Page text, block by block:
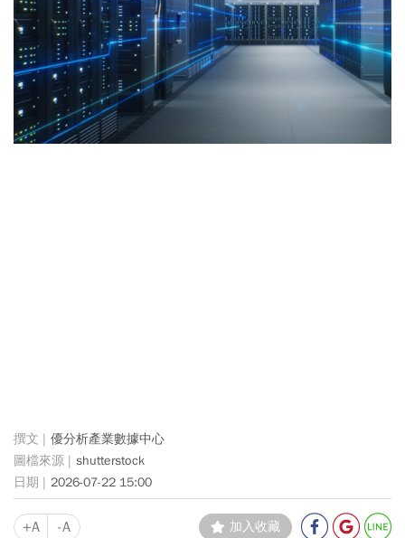
優分析產業數據中心
shutterstock
2026-07-22 15:00
+A -A 加入收藏